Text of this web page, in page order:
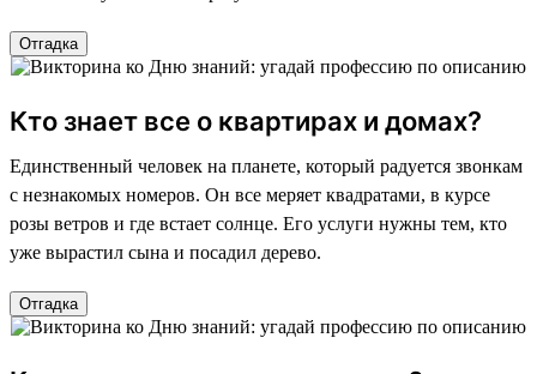
Отгадка
Кто знает все о квартирах и домах?
Единственный человек на планете, который радуется звонкам
с незнакомых номеров. Он все меряет квадратами, в курсе
розы ветров и где встает солнце. Его услуги нужны тем, кто
уже вырастил сына и посадил дерево.
Отгадка